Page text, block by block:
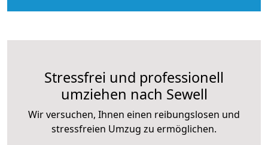
Stressfrei und professionell
umziehen nach Sewell
Wir versuchen, Ihnen einen reibungslosen und
stressfreien Umzug zu ermöglichen.